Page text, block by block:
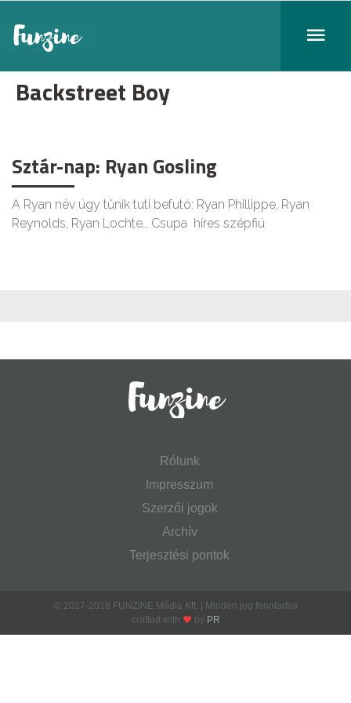
Backstreet Boy
Sztár-nap: Ryan Gosling
A Ryan név úgy tűnik tuti befutó: Ryan Phillippe, Ryan
Reynolds, Ryan Lochte… Csupa híres szépfiú
Rólunk
Impresszum
Szerzői jogok
Archív
Terjesztési pontok
© 2017-2018 FUNZINE Média Kft. | Minden jog fenntartva
crafted with
by PR